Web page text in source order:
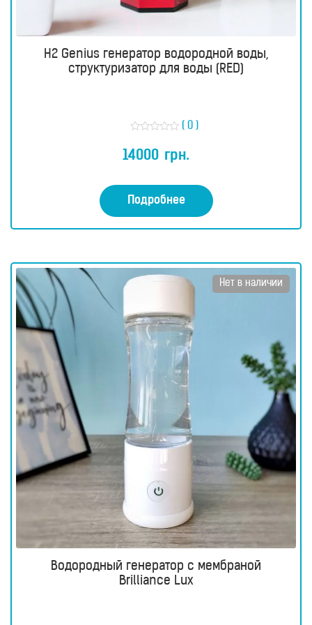
H2 Genius генератор водородной воды,
структуризатор для воды (RED)
ц
е
а
0
и
( 0 )
14000 грн.
Подробнее
Нет в наличии
Водородный генератор с мембраной
Brilliance Lux